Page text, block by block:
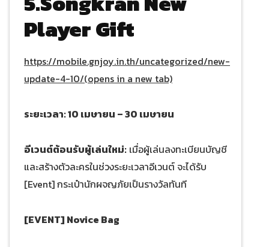
Player Gift
https://mobile.gnjoy.in.th/uncategorized/new-
update-4-10/(opens in a new tab)
ระยะเวลา: 10 เมษายน – 30 เมษายน
อีเวนต์ต้อนรับผู้เล่นใหม่: เมื่อผู้เล่นลงทะเบียนบัญชี
และสร้างตัวละครในช่วงระยะเวลาอีเวนต์ จะได้รับ
[Event] กระเป๋านักผจญภัยเป็นรางวัลทันที
[EVENT] Novice Bag